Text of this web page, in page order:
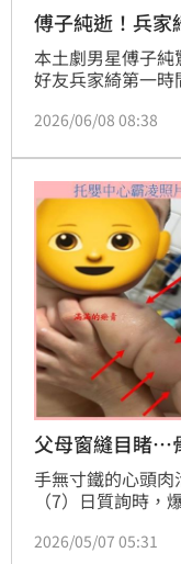
傅子純逝！兵家
本土劇男星傅子純
好友兵家綺第一
求救訊號。兵家綺
遲遲未消退的莫
萬沒想到是猛爆
2026/06/08 08:38
父母窗縫目睹…
手無寸鐵的心頭
（7）日質詢時
沾濕了口水巾，雙
2026/05/07 05:31